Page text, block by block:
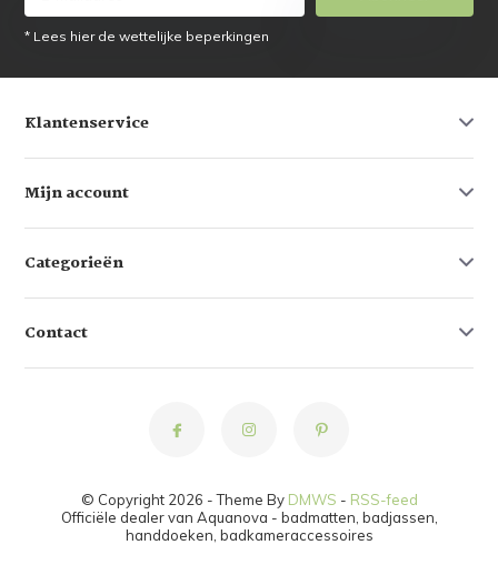
* Lees hier de wettelijke beperkingen
Klantenservice
Mijn account
Categorieën
Contact
© Copyright 2026 - Theme By DMWS - RSS-feed
Officiële dealer van Aquanova - badmatten, badjassen,
handdoeken, badkameraccessoires